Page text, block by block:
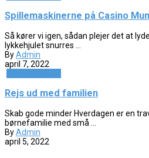
Spillemaskinerne på Casino
Så kører vi igen, sådan plejer det at
lykkehjulet snurres ...
ByAdmin
april 7, 2022
Rejs ud med familien
Skab gode minder Hverdagen er en
børnefamilie med små ...
ByAdmin
april 5, 2022